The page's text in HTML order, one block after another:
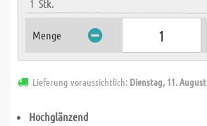
1 Stk.
Menge
Lieferung voraussichtlich: Dienstag, 11. August
Hochglänzend